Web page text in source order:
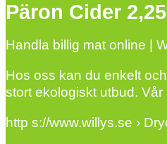
Päron Cider
Handla billig mat online |
Hos oss kan du enkelt
stort ekologiskt utbud.
http s://www.willys.se ›